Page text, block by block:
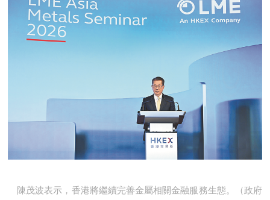
陳茂波表示，香港將繼續完善金屬相關金融服務生態。（政府